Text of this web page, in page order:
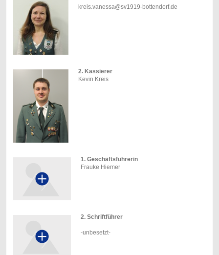
kreis.vanessa@sv1919-bottendorf.de
2. Kassierer
Kevin Kreis
1. Geschäftsführerin
Frauke Hiemer
2. Schriftführer
-unbesetzt-